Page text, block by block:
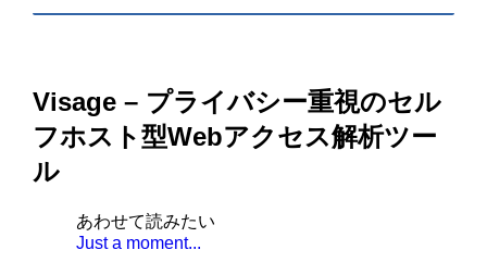
Visage – プライバシー重視のセル
フホスト型Webアクセス解析ツー
ル
あわせて読みたい
Just a moment...